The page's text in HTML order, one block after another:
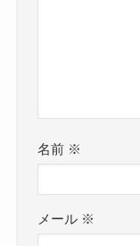
名前 ※
メール ※